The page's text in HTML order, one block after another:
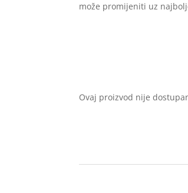
može promijeniti uz
Ovaj proizvod nije